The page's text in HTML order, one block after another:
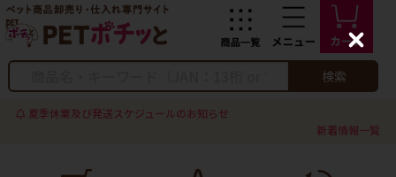
検索
夏季休業及び発送スケジュールのお知らせ
新着情報一覧
C
l
s